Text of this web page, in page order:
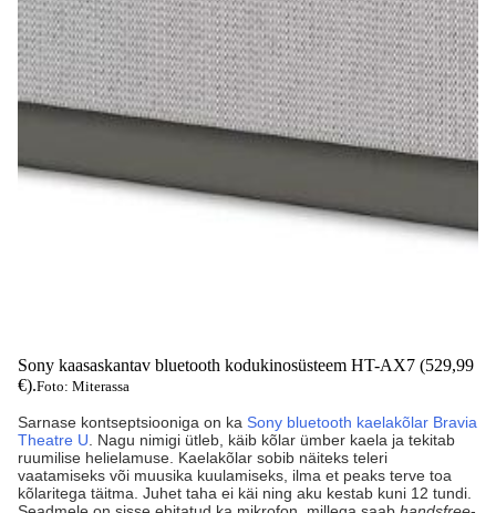
Sony kaasaskantav bluetooth kodukinosüsteem HT-AX7 (529,99
€).Foto: Miterassa
Sarnase kontseptsiooniga on ka Sony bluetooth kaelakõlar Bravia
Theatre U . Nagu nimigi ütleb, käib kõlar ümber kaela ja tekitab
ruumilise helielamuse. Kaelakõlar sobib näiteks teleri
vaatamiseks või muusika kuulamiseks, ilma et peaks terve toa
kõlaritega täitma. Juhet taha ei käi ning aku kestab kuni 12 tundi.